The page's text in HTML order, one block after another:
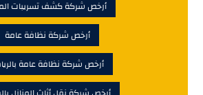
أرخص شركة كشف تسريبات
أرخص شركة نظافة عامة
أرخص شركة نظافة عامة